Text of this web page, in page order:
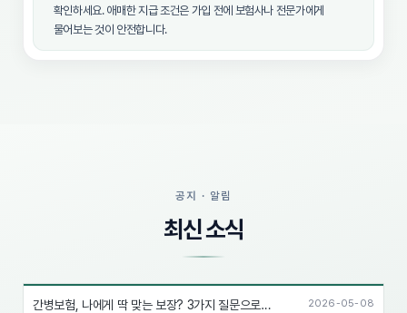
확인하세요. 애매한 지급 조건은 가입 전에 보험사나 전문가에게
물어보는 것이 안전합니다.
공지 · 알림
최신 소식
2026-05-08
간병보험, 나에게 딱 맞는 보장? 3가지 질문으로 완벽 해결!